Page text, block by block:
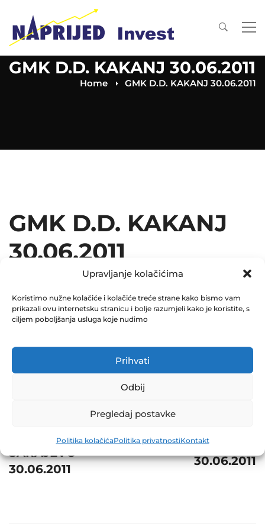
Upravljanje kolačićima
Koristimo nužne kolačiće i kolačiće treće strane kako bismo vam
prikazali ovu internetsku stranicu i bolje razumjeli kako je koristite, s
ciljem poboljšanja usluga koje nudimo
Prihvati
Odbij
Pregledaj postavke
Politika kolačićaPolitika privatnostiKontakt
GMK D.D. KAKANJ 30.06.2011
Home GMK D.D. KAKANJ 30.06.2011
GMK D.D. KAKANJ
30.06.2011
December 31, 2011
Share
navigation
DUHANA D.D.
SARAJEVO
30.06.2011
PROZOR
30.06.2011